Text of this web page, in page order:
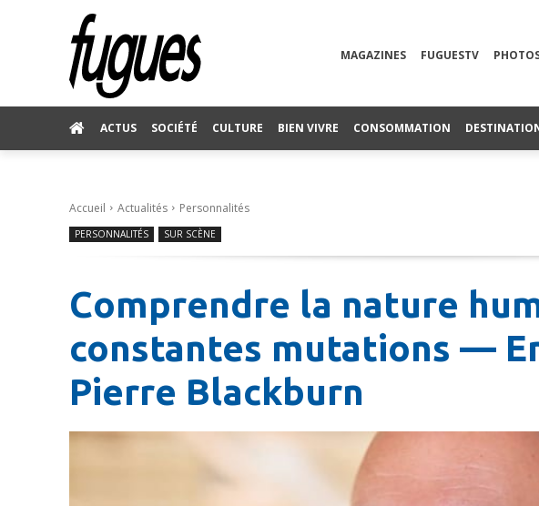
MAGAZINES FUGUESTV
ACTUS SOCIÉTÉ CULTURE BIEN VIVRE CONSOMMATION
Accueil Actualités Personnalités
PERSONNALITÉS SUR SCÈNE
Comprendre la nature
constantes mutations —
Pierre Blackburn